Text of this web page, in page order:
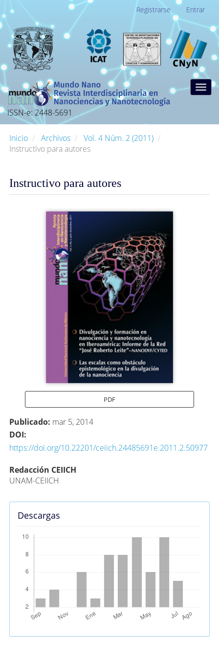
Navegación
principal
Contenido
principal
Barra
lateral
Registrarse Entrar
ISSN-e: 2448-5691
Inicio Archivos
Vol. 4 Núm. 2 (2011)
Instructivo para autores
Instructivo para autores
artículo
PDF
Publicado: mar 5, 2014
DOI:
https://doi.org/10.22201/ceiich.24485691e.2011.2.50977
Contenido
principal
del
artículo
Redacción CEIICH
UNAM-CEIICH
Descargas